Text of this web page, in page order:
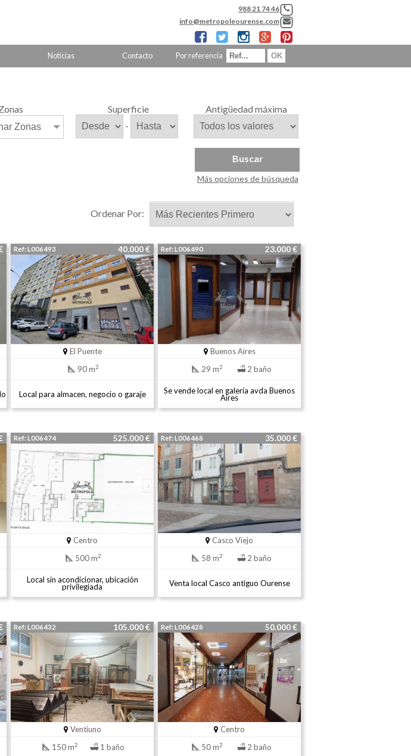
988 21 74 46
info@metropoleourense.com
Noticias Contacto Por referencia
Zonas
Superficie
-
Antigüedad máxima
Buscar
Más opciones de búsqueda
Ordenar Por:
Ref: L006493 40.000 €
El Puente
90 m2
Local para almacen, negocio o garaje
Ref: L006490 23.000 €
Buenos Aires
29 m2 2 baño
Se vende local en galería avda Buenos
Aires
Ref: L006474 525.000 €
Centro
500 m2
Local sin acondicionar, ubicación
privilegiada
Ref: L006468 35.000 €
Casco Viejo
58 m2 2 baño
Venta local Casco antiguo Ourense
Ref: L006432 105.000 €
Ventiuno
150 m2 1 baño
Ref: L006428 50.000 €
Centro
50 m2 2 baño